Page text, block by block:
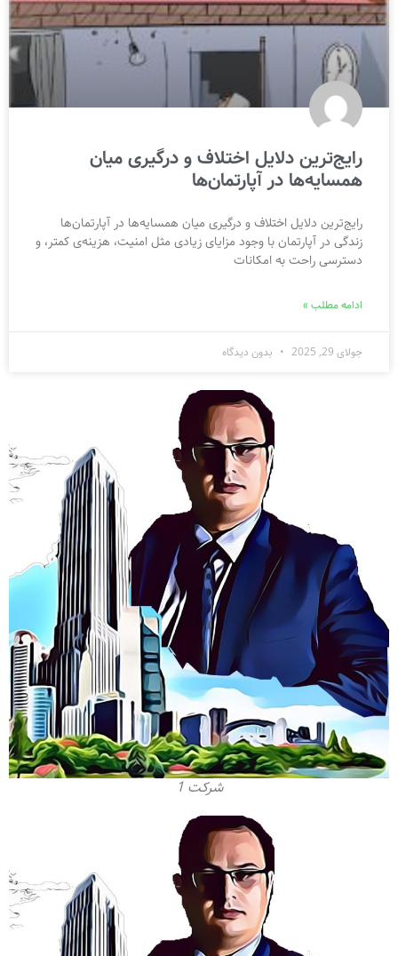
رایج‌ترین دلایل اختلاف و درگیری میان
همسایه‌ها در آپارتمان‌ها
رایج‌ترین دلایل اختلاف و درگیری میان همسایه‌ها در آپارتمان‌ها
زندگی در آپارتمان با وجود مزایای زیادی مثل امنیت، هزینه‌ی کمتر، و
دسترسی راحت به امکانات
ادامه مطلب »
جولای 29, 2025 بدون دیدگاه
شرکت 1